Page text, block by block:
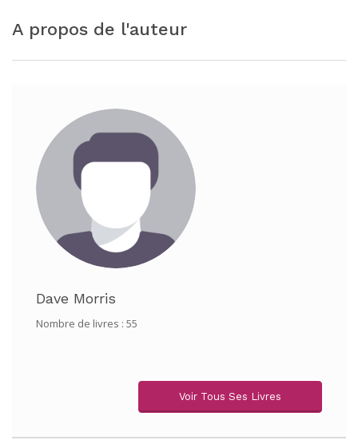
A propos de l'auteur
Dave Morris
Nombre de livres : 55
Voir Tous Ses Livres